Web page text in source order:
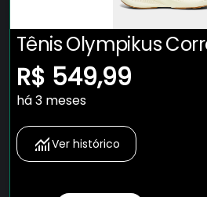
Tênis Olympikus
Masculino
R$ 549,99
há 3 meses
Ver histórico